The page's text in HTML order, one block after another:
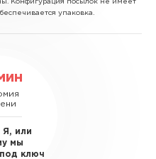
Конфигурация посылок не имеет
упаковка.
Я, или
мы
ключ